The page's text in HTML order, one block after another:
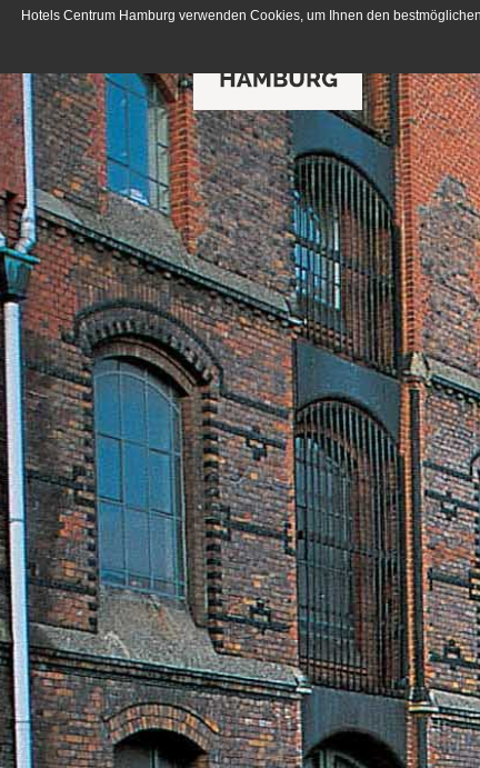
Hotels Centrum Hamburg verwenden Cookies, um Ihnen den